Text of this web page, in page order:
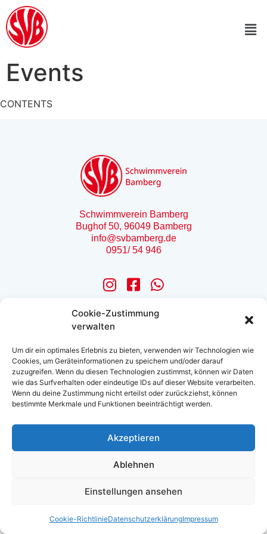
Cookie-Zustimmung
verwalten
Um dir ein optimales Erlebnis zu bieten, verwenden wir Technologien wie
Cookies, um Geräteinformationen zu speichern und/oder darauf
zuzugreifen. Wenn du diesen Technologien zustimmst, können wir Daten
wie das Surfverhalten oder eindeutige IDs auf dieser Website verarbeiten.
Wenn du deine Zustimmung nicht erteilst oder zurückziehst, können
bestimmte Merkmale und Funktionen beeinträchtigt werden.
Akzeptieren
Ablehnen
Einstellungen ansehen
Cookie-RichtlinieDatenschutzerklärungImpressum
Events
CONTENTS
Schwimmverein Bamberg
Bughof 50, 96049 Bamberg
info@svbamberg.de
0951/ 54 946
Haftungsausschluss
Cookie-Richtlinie (EU)
© 2025 SV Bamberg